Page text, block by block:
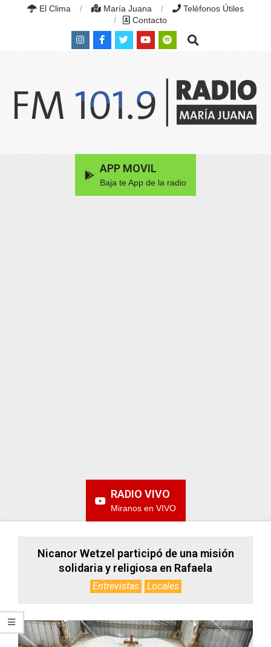
El Clima María Juana
Teléfonos Útiles
Contacto
Search
APP MOVIL
Baja te App de la radio
RADIO VIVO
Miranos en VIVO
Nicanor Wetzel participó de una misión
solidaria y religiosa en Rafaela
Entrevistas Locales